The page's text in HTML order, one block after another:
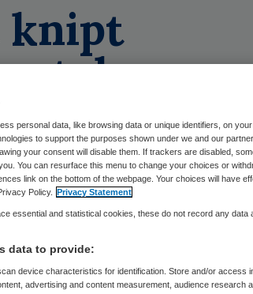
knipt
in
personal data, like browsing data or unique identifiers, on your
to support the purposes shown under we and our
your consent will disable them. If trackers are disabled,
You can resurface this menu to change your choices or
link on the bottom of the webpage. Your choices will have
Policy. Privacy Statement
essential and statistical cookies, these do not record any data
data to provide:
device characteristics for identification. Store and/or access
advertising and content measurement, audience research